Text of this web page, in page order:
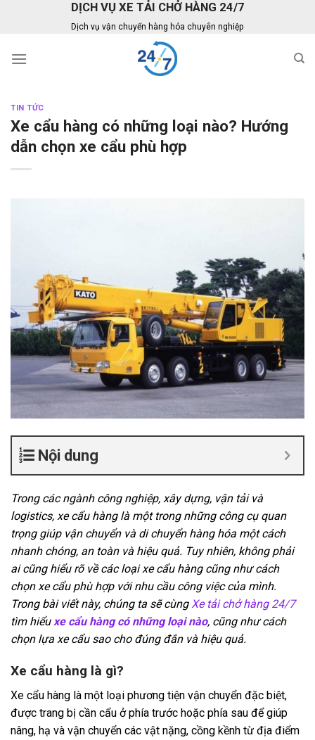
DỊCH VỤ XE TẢI CHỞ HÀNG 24/7
Dịch vụ vận chuyển hàng hóa chuyên nghiệp
TIN TỨC
Xe cẩu hàng có những loại nào? Hướng
dẫn chọn xe cẩu phù hợp
Nội dung
Trong các ngành công nghiệp, xây dựng, vận tải và
logistics, xe cẩu hàng là một trong những công cụ quan
trọng giúp vận chuyển và di chuyển hàng hóa một cách
nhanh chóng, an toàn và hiệu quả. Tuy nhiên, không phải
ai cũng hiểu rõ về các loại xe cẩu hàng cũng như cách
chọn xe cẩu phù hợp với nhu cầu công việc của mình.
Trong bài viết này, chúng ta sẽ cùngXe tải chở hàng 24/7
tìm hiểuxe cẩu hàng có những loại nào, cũng như cách
chọn lựa xe cẩu sao cho đúng đắn và hiệu quả.
Xe cẩu hàng là gì?
Xe cẩu hàng là một loại phương tiện vận chuyển đặc biệt,
được trang bị cần cẩu ở phía trước hoặc phía sau để giúp
nâng, hạ và vận chuyển các vật nặng, cồng kềnh từ địa điểm